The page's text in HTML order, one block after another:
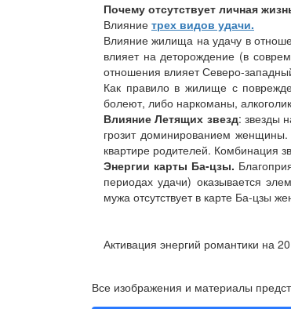
Почему отсутствует личная
Влияние трех видов удачи.
Влияние жилища на удачу в
влияет на деторождение (в
отношения влияет Северо-
Как правило в жилище с
болеют, либо наркоманы,
Влияние Летящих звезд: звезды
грозит доминированием
квартире родителей. Комбинация
Энергии карты Ба-цзы.
периодах удачи) оказывается
мужа отсутствует в карте Ба-цзы
Активация энергий романтики на
Все изображения и материалы